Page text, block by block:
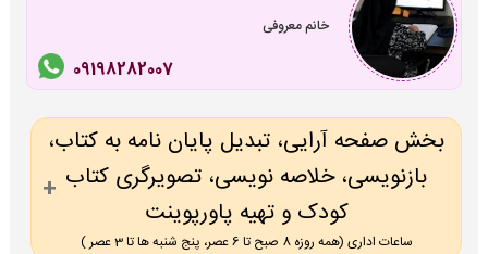
خانم معروفی
09198282007
بخش صفحه آرایی، تبدیل پایان نامه به کتاب،
بازنویسی، خلاصه نویسی، تصویرگری کتاب
کودک و تهیه پاورپوینت
ساعات اداری (همه روزه 8 صبح تا 6 عصر، پنج شنبه ها تا 3 عصر )